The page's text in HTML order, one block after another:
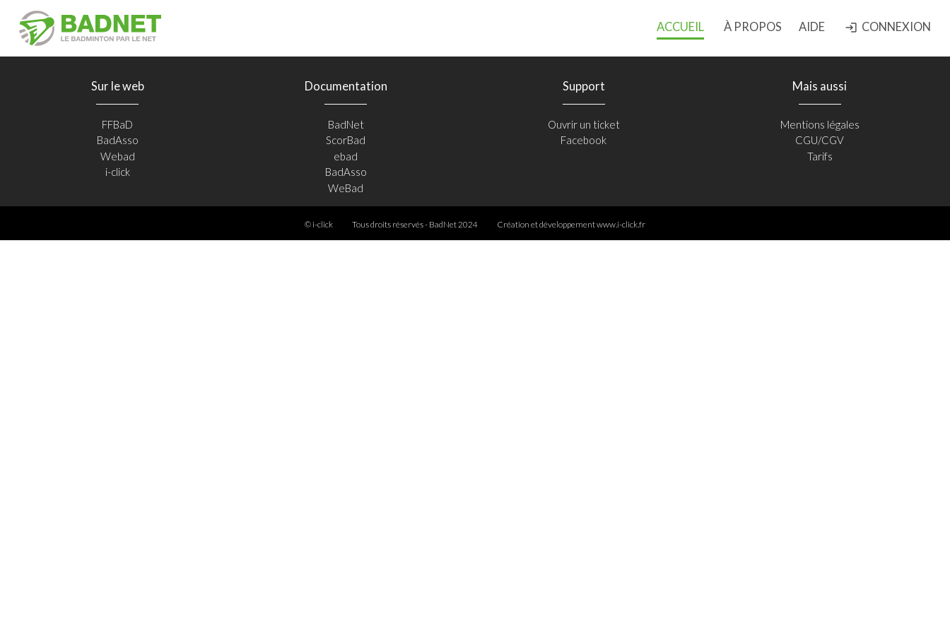
ACCUEIL À PROPOS AIDE login CONNEXION
Sur le web
FFBaD
BadAsso
Webad
i-click
Documentation
BadNet
ScorBad
ebad
BadAsso
WeBad
Support
Ouvrir un ticket
Facebook
Mais aussi
Mentions légales
CGU/CGV
Tarifs
© i-click Tous droits réservés - BadNet 2024 Création et développementwww.i-click.fr